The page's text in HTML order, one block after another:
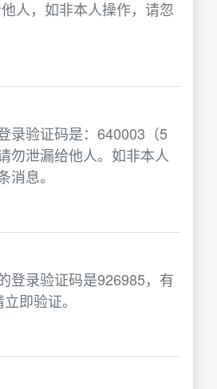
人，如非本人操作，请忽
录验证码是：640003（5
勿泄漏给他人。如非本人
消息。
登录验证码是926985，有
即验证。